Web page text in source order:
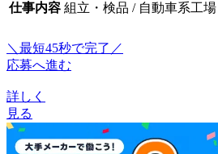
仕事内容 組立・検品 / 自動車系工場
＼最短45秒で完了／
応募へ進む
詳しく
見る